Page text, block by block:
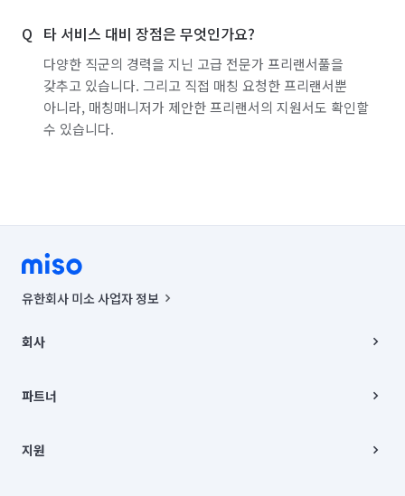
타 서비스 대비 장점은 무엇인가요?
다양한 직군의 경력을 지닌 고급 전문가 프리랜서풀을
갖추고 있습니다. 그리고 직접 매칭 요청한 프리랜서뿐
아니라, 매칭매니저가 제안한 프리랜서의 지원서도 확인할
수 있습니다.
유한회사 미소 사업자 정보
00019 |
주소 | 본사: 서울특별시 종로구 율곡로 6(중학동, 트윈트리빌딩) B동 5층
컨택센터 : 서울특별시 종로구 수송동 율곡로 24, 7층, 8층 미소
상품, 상품정보, 거래에 관한 의무와 책임은 거래당사자에게 있습니다.
언론 보도 관련 문의:
회사
채용
파트너
이사
지원